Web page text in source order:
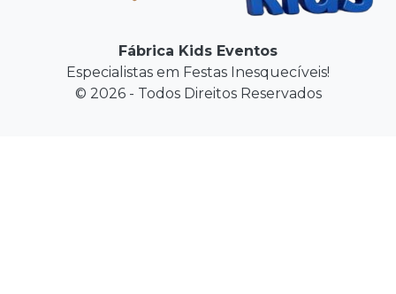
Fábrica Kids Eventos
Especialistas em Festas Inesquecíveis!
© 2026 - Todos Direitos Reservados